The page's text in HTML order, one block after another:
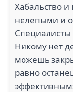
Хабальство
нелепыми и
Специалисты
Никому нет
можешь
равно